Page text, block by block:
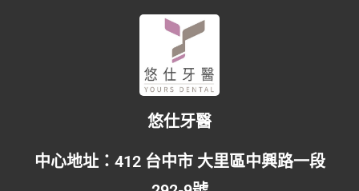
悠仕牙醫
中心地址： 412 台中市 大里區中興路一段